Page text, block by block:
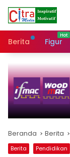
Langsung
konten
Berita
Figur
Beranda Berita
Berita Pendidikan